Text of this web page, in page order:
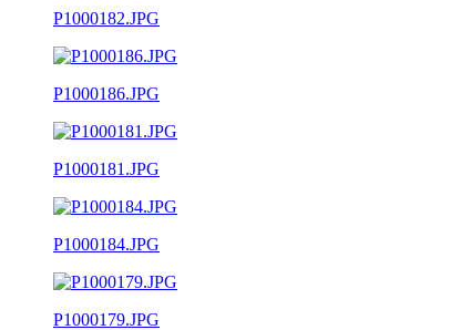
P1000182.JPG
P1000186.JPG
P1000181.JPG
P1000184.JPG
P1000179.JPG